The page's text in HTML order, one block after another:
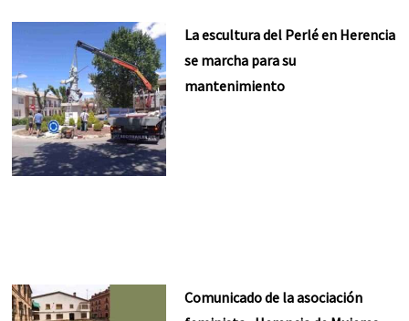
La escultura del Perlé en Herencia
se marcha para su
mantenimiento
Comunicado de la asociación